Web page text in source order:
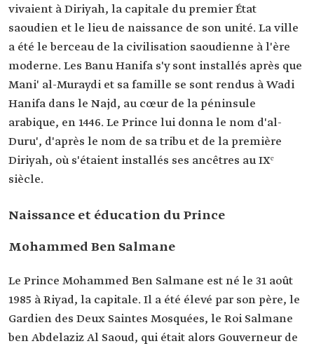
Trojena.
Développement de Diriyah.
vivaient à Diriyah, la capitale du premier État
saoudien et le lieu de naissance de son unité. La ville
a été le berceau de la civilisation saoudienne à l'ère
moderne. Les Banu Hanifa s'y sont installés après que
Mani' al-Muraydi et sa famille se sont rendus à Wadi
Hanifa dans le Najd, au cœur de la péninsule
arabique, en 1446. Le Prince lui donna le nom d'al-
Duru', d'après le nom de sa tribu et de la première
Diriyah, où s'étaient installés ses ancêtres au IXᵉ
siècle.
Naissance et éducation du Prince
Mohammed Ben Salmane
Le Prince Mohammed Ben Salmane est né le 31 août
1985 à Riyad, la capitale. Il a été élevé par son père, le
Gardien des Deux Saintes Mosquées, le Roi Salmane
ben Abdelaziz Al Saoud, qui était alors Gouverneur de